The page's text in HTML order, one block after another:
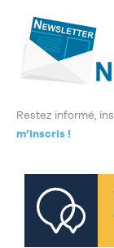
Restez informé,
m’inscris !